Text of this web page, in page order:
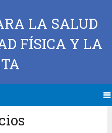
LA SALUD
FÍSICA Y LA